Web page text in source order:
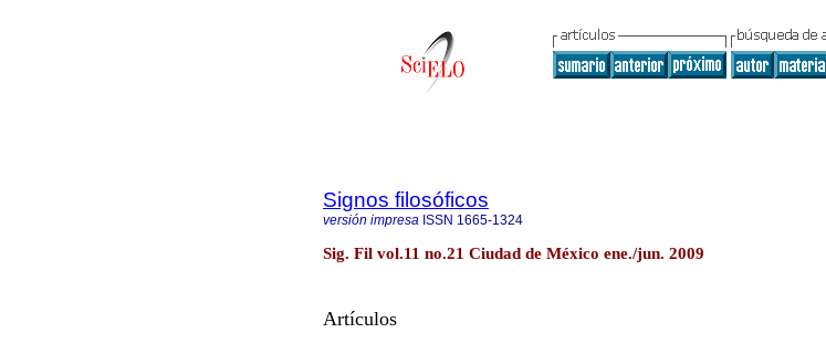
Signos filosóficos
versión impresa ISSN 1665-1324
Sig. Fil vol.11 no.21 Ciudad de México ene./jun. 2009
Artículos